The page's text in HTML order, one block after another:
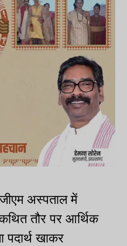
अस्पताल में
तौर पर आर्थिक
पदार्थ खाकर